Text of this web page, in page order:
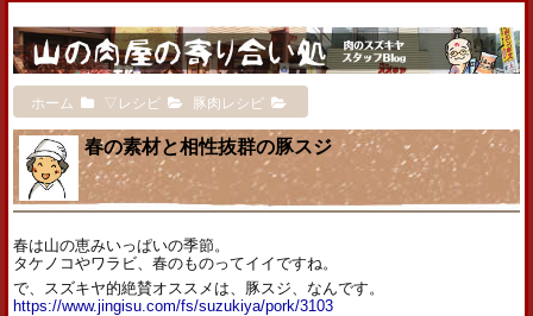
ホーム ▽レシピ 豚肉レシピ
春の素材と相性抜群の豚スジ
春は山の恵みいっぱいの季節。
タケノコやワラビ、春のものってイイですね。
で、スズキヤ的絶賛オススメは、豚スジ、なんです。
https://www.jingisu.com/fs/suzukiya/pork/3103